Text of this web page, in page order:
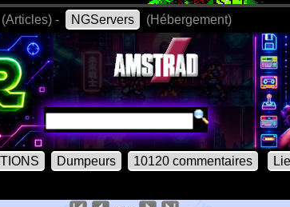
(Articles) - NGServers (Hébergement)
Dumpeurs 10120 commentaires